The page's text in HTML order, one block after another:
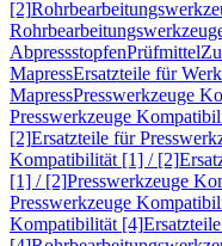
[2]
AbpressstopfenPrüfmittel
MapressErsatzteile für
MapressPresswerkzeuge
Presswerkzeuge
[2]Ersatzteile für
Kompatibilität [1] / [2]
[1] / [2]Presswerkzeuge
Presswerkzeuge
Kompatibilität [4]